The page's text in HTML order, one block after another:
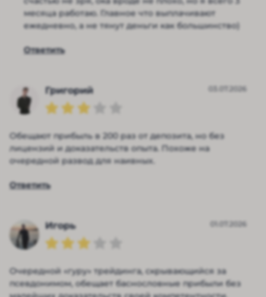
месяца работаю. Главное что выплачивают
ежедневно, а не тянут деньги как большинство)
Ответить
Григорий 03.07.2026
Обещают прибыль в 200 раз от депозита, но без
лицензий и доказательств опыта. Похоже на
очередной развод для наивных.
Ответить
Игорь 01.07.2026
Очередной «гуру» трейдинга, скрывающийся за
псевдонимом, обещает баснословные прибыли без